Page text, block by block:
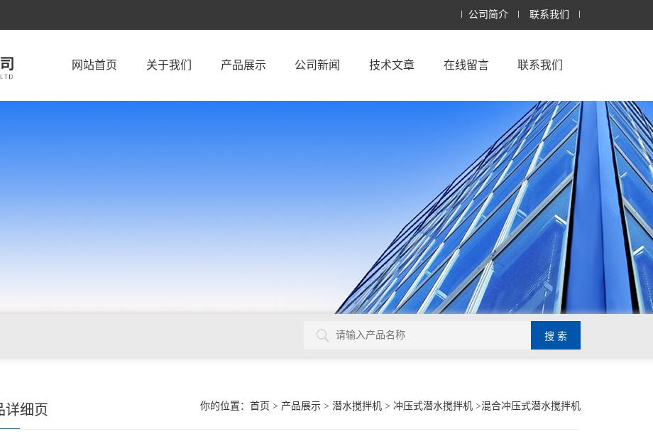
公司简介 联系我们
网站首页 关于我们 产品展示 公司新闻 技术文章 在线留言 联系我们
你的位置： 首页 > 产品展示 > 潜水搅拌机 > 冲压式潜水搅拌机 >混合冲压式潜水搅拌机
详细页